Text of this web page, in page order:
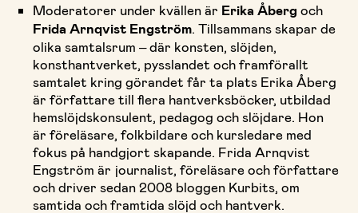
Moderatorer under kvällen är Erika Åberg och
Frida Arnqvist Engström . Tillsammans skapar de
olika samtalsrum – där konsten, slöjden,
konsthantverket, pysslandet och framförallt
samtalet kring görandet får ta plats Erika Åberg
är författare till flera hantverksböcker, utbildad
hemslöjdskonsulent, pedagog och slöjdare. Hon
är föreläsare, folkbildare och kursledare med
fokus på handgjort skapande. Frida Arnqvist
Engström är journalist, föreläsare och författare
och driver sedan 2008 bloggen Kurbits, om
samtida och framtida slöjd och hantverk.